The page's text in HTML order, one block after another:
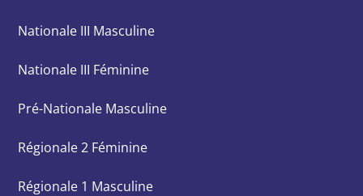
Nationale III Masculine
Nationale III Féminine
Pré-Nationale Masculine
Régionale 2 Féminine
Régionale 1 Masculine